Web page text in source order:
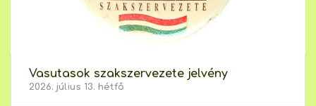
Vasutasok szakszervezete jelvény
2026. július 13. hétfő